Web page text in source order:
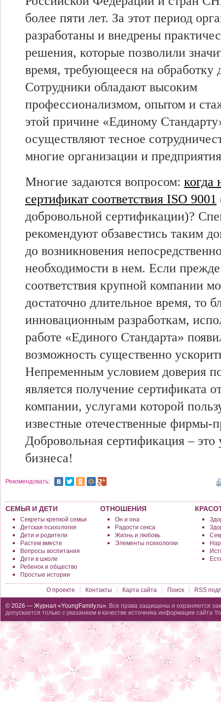
более пяти лет. За этот период
разработаны и внедрены
решения, которые позволили
время, требующееся на обработку
Сотрудники обладают высоким
профессионализмом, опытом и
этой причине «Единому
осуществляют тесное
многие организации и
Многие задаются вопросом: когда
сертификат соответствия ISO 9001
добровольной сертификации)?
рекомендуют обзавестись таким
до возникновения
необходимости в нем. Если
соответствия крупной компании
достаточно длительное время, то
инновационным разработкам,
работе «Единого Стандарта»
возможность существенно
Непременным условием доверия
является получение сертификата
компании, услугами которой
известные отечественные фирмы-
Добровольная сертификация – это
бизнеса!
Рекомендовать:
СЕМЬЯ И ДЕТИ
Секреты крепкой семьи
Детская психология
Дети и родители
Растем вместе
Вопросы воспитания
Дети в школе
Ребенок и общество
Простые истории
ОТНОШЕНИЯ
Он и она
Радости секса
Жизнь и любовь
Элементы психологии
О проекте Контакты Карта сайта Поиск RSS
© 2026 — Журнал «YoungFamily.ru». Все права защищены и охраняются
допускается только с указанием в качестве источника информации сайта